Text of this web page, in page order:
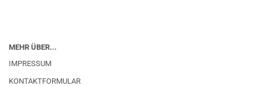
MEHR ÜBER...
IMPRESSUM
KONTAKTFORMULAR